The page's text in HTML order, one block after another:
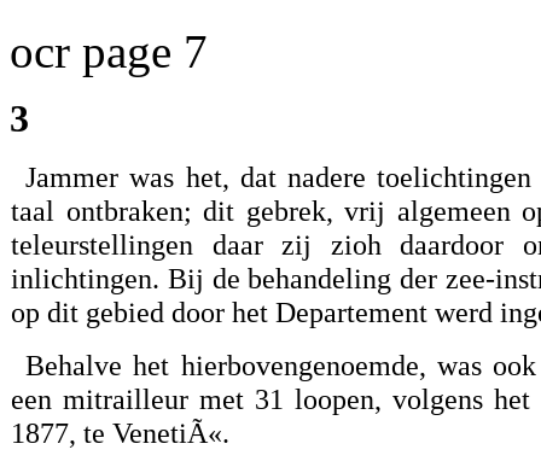
ocr page 7
3
Jammer was het, dat nadere
taal ontbraken; dit gebrek, vrij algemeen
teleurstellingen daar zij zioh daardoor
inlichtingen. Bij de behandeling der zee-
op dit gebied door het Departement werd
Behalve het hierbovengenoemde, was
een mitrailleur met 31 loopen, volgens het
1877, te VenetiÃ«.